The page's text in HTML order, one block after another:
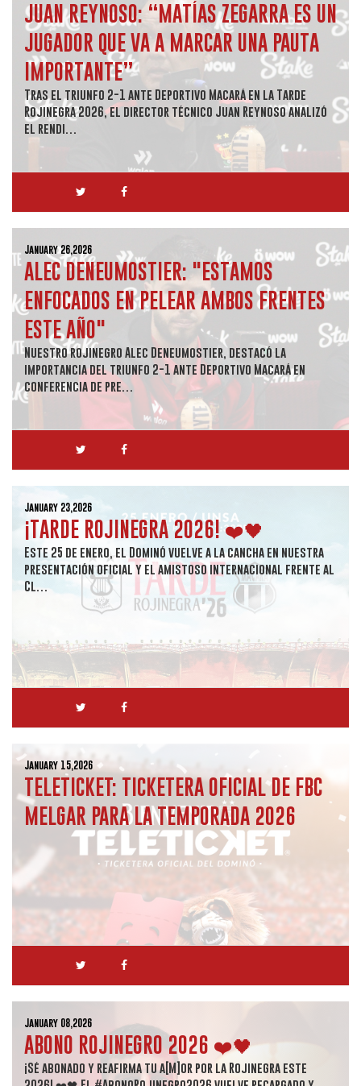
JUAN REYNOSO: “MATÍAS ZEGARRA ES UN
JUGADOR QUE VA A MARCAR UNA PAUTA
IMPORTANTE”
Tras el triunfo 2-1 ante Deportivo Macará en la Tarde
Rojinegra 2026, el director técnico Juan Reynoso analizó
el rendi…
January 26,2026
ALEC DENEUMOSTIER: "ESTAMOS
ENFOCADOS EN PELEAR AMBOS FRENTES
ESTE AÑO"
Nuestro rojinegro Alec Deneumostier, destacó la
importancia del triunfo 2-1 ante Deportivo Macará en
conferencia de pre…
January 23,2026
¡TARDE ROJINEGRA 2026! ❤️🖤
Este 25 de enero, el Dominó vuelve a la cancha en nuestra
presentación oficial y el amistoso internacional frente al
Cl…
January 15,2026
TELETICKET: TICKETERA OFICIAL DE FBC
MELGAR PARA LA TEMPORADA 2026
January 08,2026
ABONO ROJINEGRO 2026 ❤️🖤
¡Sé abonado y reafirma tu a[M]or por la Rojinegra este